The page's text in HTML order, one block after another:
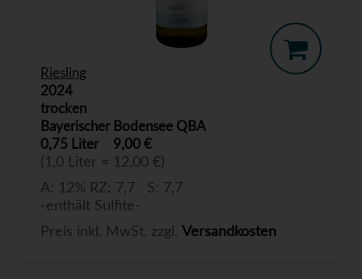
Riesling
2024
trocken
Bayerischer Bodensee QBA
0,75 Liter
9,00 €
(1,0 Liter = 12,00 €)
A: 12% RZ: 7,7 S: 7,7
-enthält Sulfite-
Preis inkl. MwSt. zzgl. Versandkosten